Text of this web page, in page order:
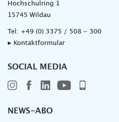
Hochschulring 1
15745 Wildau
Tel: +49 (0) 3375 / 508 - 300
▸ Kontaktformular
SOCIAL MEDIA
NEWS-ABO